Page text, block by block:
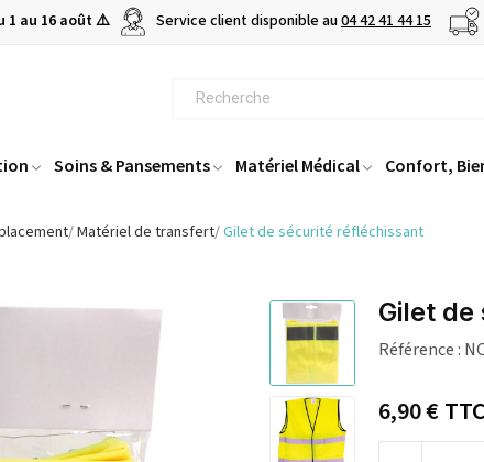
1 au 16 août ⚠️ Service client disponible au04 42 41 44 15
Soins & Pansements Matériel Médical Confort,
Matériel de transfert Gilet de sécurité réfléchissant
Gilet
Référence :
6,90 €TTC